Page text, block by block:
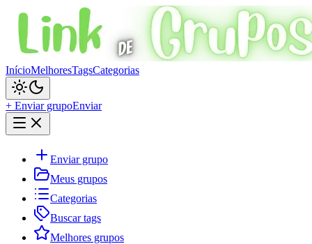
InícioMelhoresTagsCategorias
+ Enviar grupoEnviar
Enviar grupo
Meus grupos
Categorias
Buscar tags
Melhores grupos